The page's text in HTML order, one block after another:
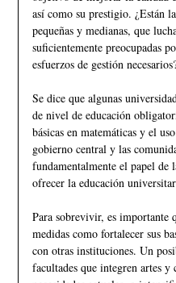
así como su prestigio. ¿Están
pequeñas y medianas, que
suficientemente preocupadas
esfuerzos de gestión
Se dice que algunas
de nivel de educación
básicas en matemáticas y el
gobierno central y las
fundamentalmente el papel de
ofrecer la educación
Para sobrevivir, es importante
medidas como fortalecer sus
con otras instituciones. Un
facultades que integren artes y